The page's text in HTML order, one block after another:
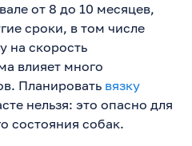
от 8 до 10 месяцев,
сроки, в том числе
на скорость
влияет много
Планировать вязку
нельзя: это опасно для
состояния собак.